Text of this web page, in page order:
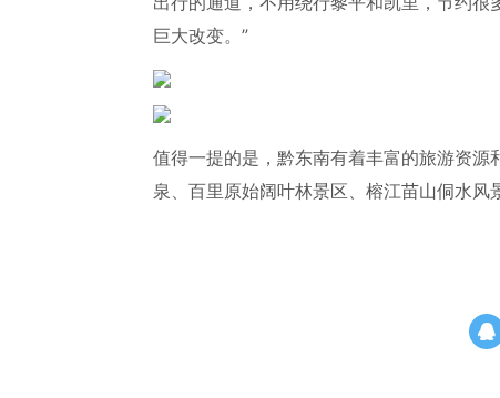
巨大改变。”
值得一提的是，黔东南有着丰富的旅游资
泉、百里原始阔叶林景区、榕江苗山侗水风